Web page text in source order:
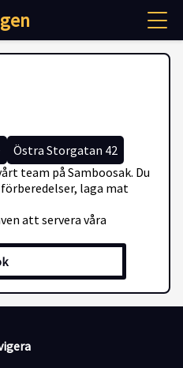
Östra Storgatan 42
team på Samboosak. Du
laga mat
att servera våra